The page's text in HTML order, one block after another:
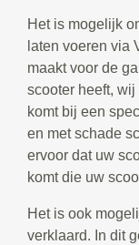
Het is mogelijk
laten voeren via
maakt voor de
scooter heeft,
komt bij een
en met schade
ervoor dat uw
komt die uw
Het is ook
verklaard. In dit